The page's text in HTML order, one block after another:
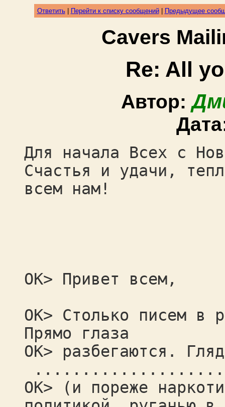
Ответить| Перейти к списку сообщений| Предыдущее
Cavers
Re: All
Автор:
Для начала Всех с
Счастья и удачи,
всем нам!
OK> Привет всем,
OK> Столько писем в
Прямо глаза
OK> разбегаются.
OK> (и пореже